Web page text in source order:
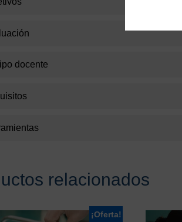
docente
relacionados
¡Oferta!